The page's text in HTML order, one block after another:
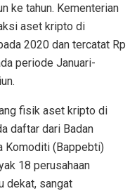
ke tahun. Kementerian
aset kripto di
2020 dan tercatat Rp
periode Januari-
fisik aset kripto di
daftar dari Badan
Komoditi (Bappebti)
18 perusahaan
dekat, sangat